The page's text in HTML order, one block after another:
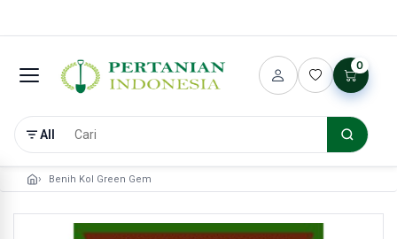
All
0
Benih Kol Green Gem